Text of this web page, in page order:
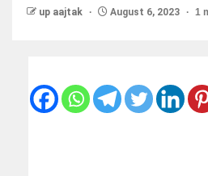
up aajtak August 6, 2023 1